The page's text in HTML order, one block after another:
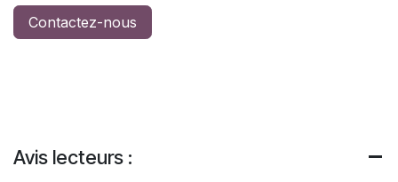
Contactez-nous
Avis lecteurs :